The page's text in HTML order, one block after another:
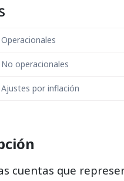
Operacionales
No operacionales
Ajustes por inflación
cuentas que